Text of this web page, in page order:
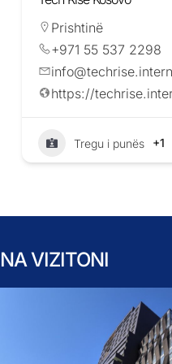
Prishtinë
+971 55 537 2298
https://
Tregu i punës +1
NA VIZITONI